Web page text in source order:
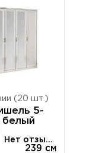
(20 шт.)
5-
белый
Нет отзывов
239 см